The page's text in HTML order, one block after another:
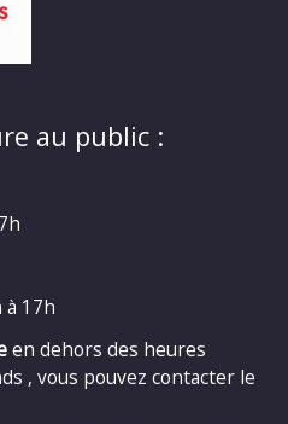
au public :
à 17h
en dehors des heures
, vous pouvez contacter le